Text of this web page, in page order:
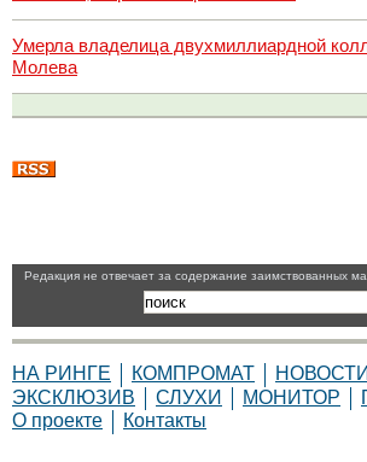
Умерла владелица двухмиллиардной
Молева
Pедакция не отвечает за содержание заимствованных
НА РИНГЕ КОМПРОМАТ
НОВОСТИ
ЭКСКЛЮЗИВ
СЛУХИ МОНИТОР
О проекте
Контакты